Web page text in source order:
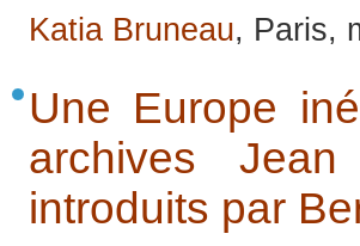
Katia Bruneau, Paris,
Une Europe
archives
introduits par